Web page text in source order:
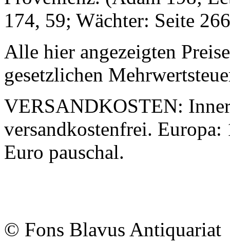
174, 59; Wächter: Seite
Alle hier angezeigten
gesetzlichen
VERSANDKOSTEN:
versandkostenfrei.
Euro pauschal.
© Fons Blavus